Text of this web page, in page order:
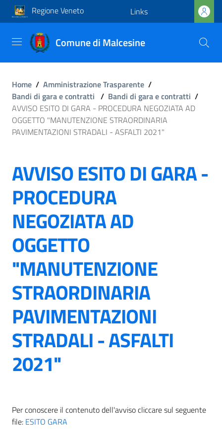
Regione Veneto Links
Comune di Malcesine
Home / Amministrazione Trasparente /
Bandi di gara e contratti / Bandi di gara e contratti /
AVVISO ESITO DI GARA - PROCEDURA NEGOZIATA AD
OGGETTO "MANUTENZIONE STRAORDINARIA
PAVIMENTAZIONI STRADALI - ASFALTI 2021"
AVVISO ESITO DI GARA -
PROCEDURA
NEGOZIATA AD
OGGETTO
"MANUTENZIONE
STRAORDINARIA
PAVIMENTAZIONI
STRADALI - ASFALTI
2021"
Per conoscere il contenuto dell'avviso cliccare sul seguente
file: ESITO GARA